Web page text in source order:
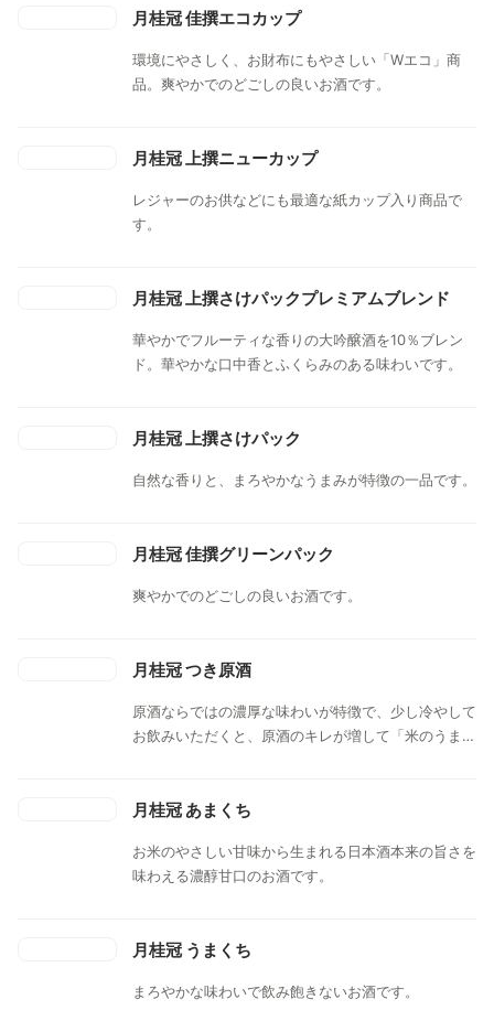
月桂冠 佳撰エコカップ
環境にやさしく、お財布にもやさしい「Wエコ」商
品。爽やかでのどごしの良いお酒です。
月桂冠 上撰ニューカップ
レジャーのお供などにも最適な紙カップ入り商品で
す。
月桂冠 上撰さけパックプレミアムブレンド
華やかでフルーティな香りの大吟醸酒を10％ブレン
ド。華やかな口中香とふくらみのある味わいです。
月桂冠 上撰さけパック
自然な香りと、まろやかなうまみが特徴の一品です。
月桂冠 佳撰グリーンパック
爽やかでのどごしの良いお酒です。
月桂冠 つき原酒
原酒ならではの濃厚な味わいが特徴で、少し冷やして
お飲みいただくと、原酒のキレが増して「米のうま
月桂冠 あまくち
お米のやさしい甘味から生まれる日本酒本来の旨さを
味わえる濃醇甘口のお酒です。
月桂冠 うまくち
まろやかな味わいで飲み飽きないお酒です。